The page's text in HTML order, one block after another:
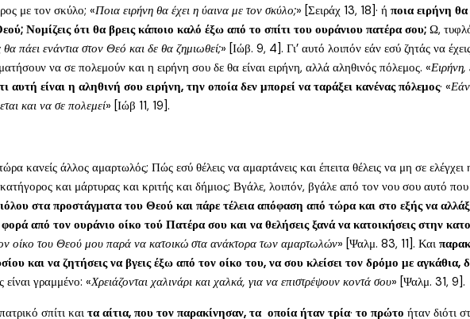
με τον σκύλο; «Ποια ειρήνη θα έχει η ύαινα με τον σκύλο;» [Σειράχ 13, 18]· ή ποια ειρήνη θα
Νομίζεις ότι θα βρεις κάποιο καλό έξω από το σπίτι του ουράνιου πατέρα σου; Ω,
πάει ενάντια στον Θεό και δε θα ζημιωθεί;» [Ιώβ. 9, 4]. Γι’ αυτό λοιπόν εάν εσύ ζητάς να
να σε πολεμούν και η ειρήνη σου δε θα είναι ειρήνη, αλλά αληθινός πόλεμος. «Ειρήνη,
αυτή είναι η αληθινή σου ειρήνη, την οποία δεν μπορεί να ταράξει κανένας πόλεμος· «
και να σε πολεμεί» [Ιώβ 11, 19].
κανείς άλλος αμαρτωλός; Πώς εσύ θέλεις να αμαρτάνεις και έπειτα θέλεις να μη σε
και μάρτυρας και κριτής και δήμιος; Βγάλε, λοιπόν, βγάλε από τον νου σου αυτό που
στα προστάγματα του Θεού και πάρε τέλεια απόφαση από τώρα και στο εξής να
από τον ουράνιο οίκο τού Πατέρα σου και να θελήσεις ξανά να κατοικήσεις στην
οίκο του Θεού μου παρά να κατοικώ στα ανάκτορα των αμαρτωλών» [Ψαλμ. 83, 11]. Και
και να ζητήσεις να βγεις έξω από τον οίκο του, να σου κλείσει τον δρόμο με αγκάθια,
είναι γραμμένο: «Χρειάζονται χαλινάρι και χαλκά, για να επιστρέψουν κοντά σου» [Ψαλμ. 31, 9].
σπίτι και τα αίτια, που τον παρακίνησαν, τα οποία ήταν τρία· το πρώτο ήταν διότι